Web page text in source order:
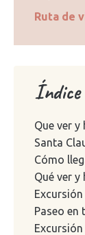
Ruta de
Índice
Que ver y
Santa
Cómo
Qué ver y
Paseo en